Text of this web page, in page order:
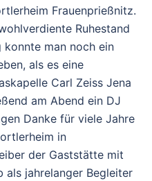
Frauenprießnitz.
Ruhestand
konnte man noch ein
als es eine
Carl Zeiss Jena
am Abend ein DJ
Danke für viele Jahre
in
der Gaststätte mit
als jahrelanger Begleiter